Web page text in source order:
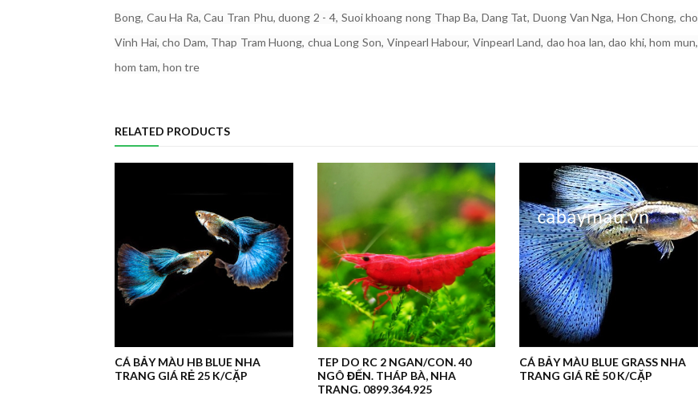
Bong, Cau Ha Ra, Cau Tran Phu, duong 2 - 4, Suoi khoang nong Thap Ba, Dang Tat, Duong Van Nga, Hon Chong, cho
Vinh Hai, cho Dam, Thap Tram Huong, chua Long Son, Vinpearl Habour, Vinpearl Land, dao hoa lan, dao khi, hom mun,
hom tam, hon tre
RELATED PRODUCTS
CÁ BẢY MÀU HB BLUE NHA
TRANG GIÁ RẺ 25 K/CẶP
TEP DO RC 2 NGAN/CON. 40
NGÔ ĐẾN. THÁP BÀ, NHA
TRANG. 0899.364.925
CÁ BẢY MÀU BLUE GRASS NHA
TRANG GIÁ RẺ 50 K/CẶP